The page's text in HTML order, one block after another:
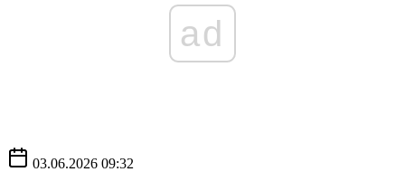
ad
03.06.2026 09:32